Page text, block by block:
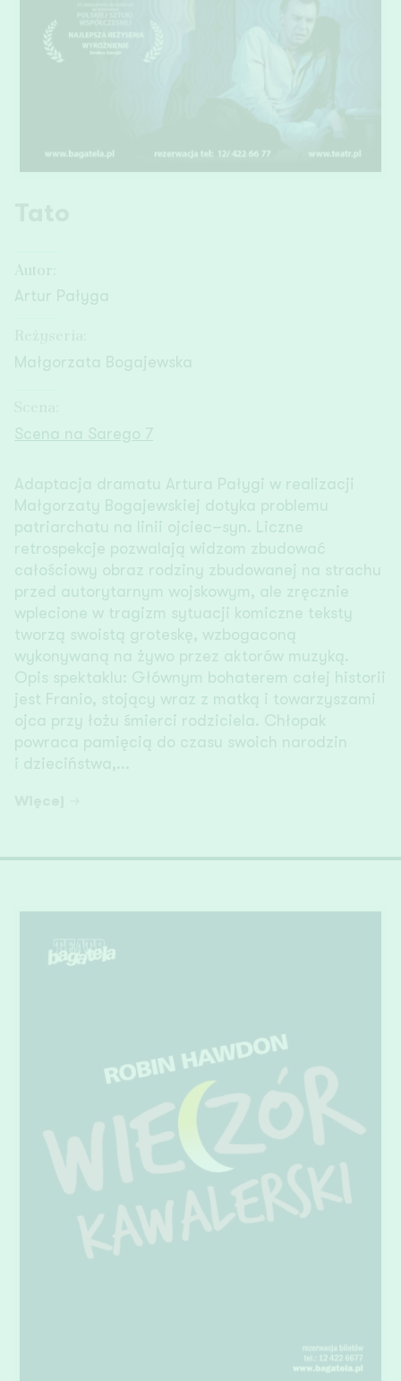
Autor:
Artur Pałyga
Małgorzata Bogajewska
Scena na Sarego 7
Adaptacja dramatu Artura Pałygi w realizacji
Małgorzaty Bogajewskiej dotyka problemu
patriarchatu na linii ojciec–syn. Liczne
retrospekcje pozwalają widzom zbudować
całościowy obraz rodziny zbudowanej na strachu
przed autorytarnym wojskowym, ale zręcznie
wplecione w tragizm sytuacji komiczne teksty
tworzą swoistą groteskę, wzbogaconą
wykonywaną na żywo przez aktorów muzyką.
Opis spektaklu: Głównym bohaterem całej historii
jest Franio, stojący wraz z matką i towarzyszami
ojca przy łożu śmierci rodziciela. Chłopak
powraca pamięcią do czasu swoich narodzin
i dzieciństwa,...